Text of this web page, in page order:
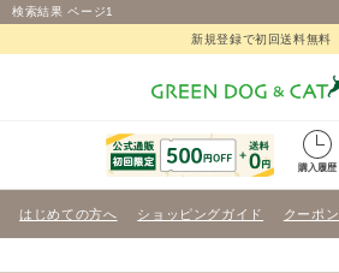
検索結果 ページ1
新規登録で初回送料無料
購入履歴
はじめての方へ ショッピングガイド クーポン